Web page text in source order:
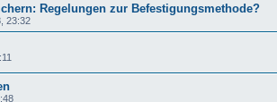
Regelungen zur Befestigungsmethode?
23:32